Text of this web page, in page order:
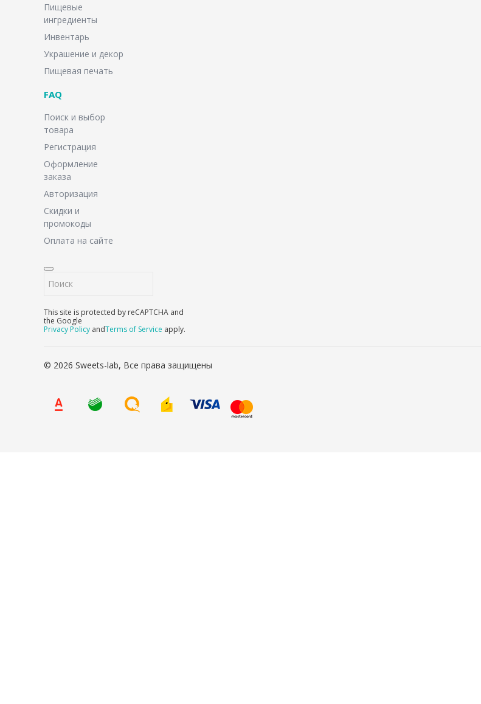
Пищевые
ингредиенты
Инвентарь
Украшение и декор
Пищевая печать
FAQ
Поиск и выбор
товара
Регистрация
Оформление
заказа
Авторизация
Скидки и
промокоды
Оплата на сайте
This site is protected by reCAPTCHA and
the Google
Privacy Policy andTerms of Service apply.
© 2026 Sweets-lab, Все права защищены